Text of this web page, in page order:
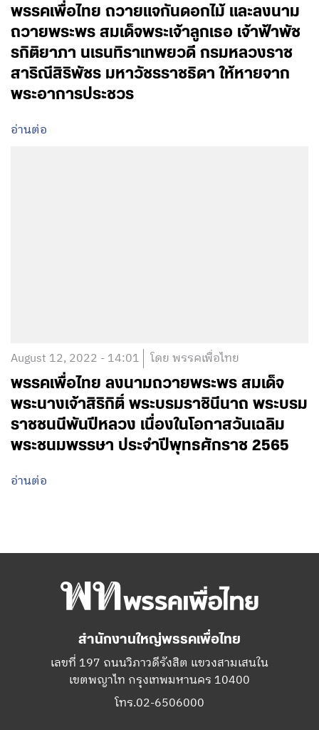
พรรคเพื่อไทย ถวายแจกันดอกไม้ และลงนาม
ถวายพระพร สมเด็จพระเจ้าลูกเธอ เจ้าฟ้าพัช
รกิติยาภา นเรนทิราเทพยวดี กรมหลวงราช
สาริณีสิริพัชร มหาวัชรราชธิดา ให้หายจาก
พระอาการประชวร
อ่านต่อ
August 12, 2022 - 14:01 โดย พรรคเพื่อไทย
พรรคเพื่อไทย ลงนามถวายพระพร สมเด็จ
พระนางเจ้าสิริกิติ์ พระบรมราชินีนาถ พระบรม
ราชชนนีพันปีหลวง เนื่องในโอกาสวันเฉลิม
พระชนมพรรษา ประจำปีพุทธศักราช 2565
อ่านต่อ
สำนักงานใหญ่พรรคเพื่อไทย
เลขที่ 197 ถนนวิภาวดีรังสิต แขวงสามเสนใน
เขตพญาไท กรุงเทพมหานคร 10400
โทร.02-6506000